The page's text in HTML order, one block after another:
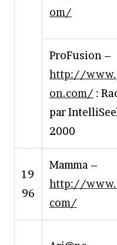
om/
ProFusion –
http://
on.com/ :
par
2000
19
96
Mamma –
http://
com/